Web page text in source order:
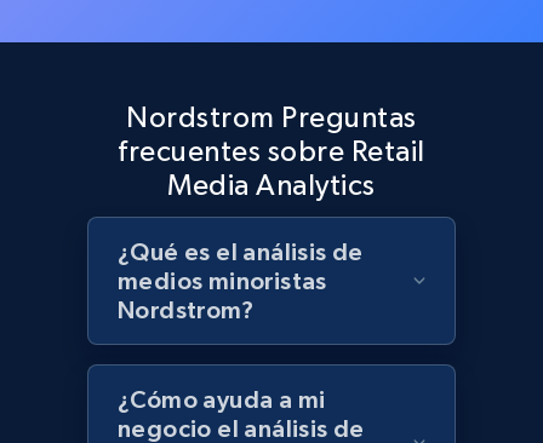
products using specified keywords
URL, Product id, Title, Images, Final price,
Currency, Discount, Initial price, and more.
Lazada - Products
URL, Title, Rating, Reviews, Initial price, Final
price, Currency, Stock, and more.
Nordstrom Preguntas
frecuentes sobre Retail
Media Analytics
¿Qué es el análisis de
medios minoristas
Nordstrom?
¿Cómo ayuda a mi
negocio el análisis de